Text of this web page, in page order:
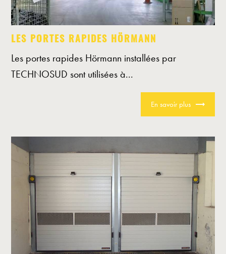
LES PORTES RAPIDES HÖRMANN
Les portes rapides Hörmann installées par
TECHNOSUD sont utilisées à...
En savoir plus